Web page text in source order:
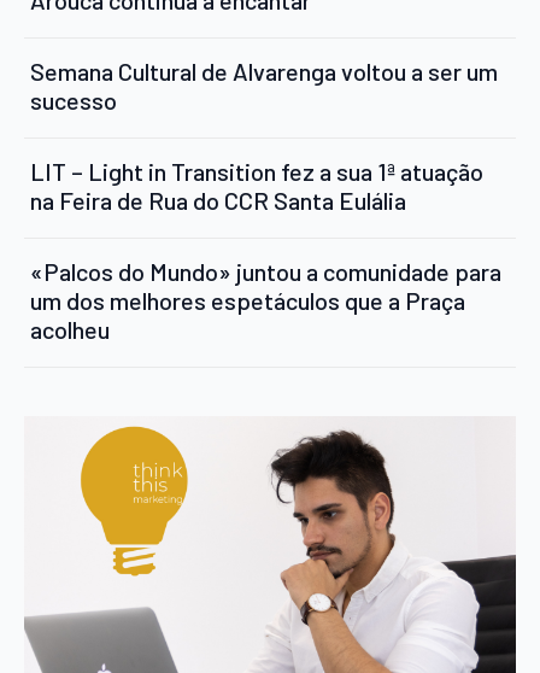
Semana Cultural de Alvarenga voltou a ser um
sucesso
LIT – Light in Transition fez a sua 1ª atuação
na Feira de Rua do CCR Santa Eulália
«Palcos do Mundo» juntou a comunidade para
um dos melhores espetáculos que a Praça
acolheu